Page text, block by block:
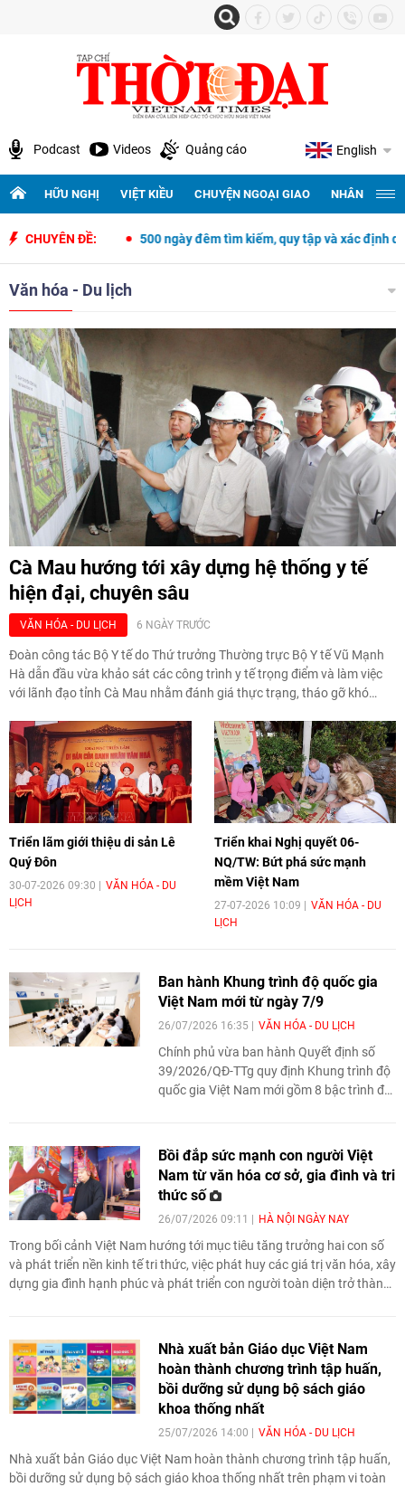
Podcast Videos Quảng cáo English
HỮU NGHỊ VIỆT KIỀU CHUYỆN NGOẠI GIAO NHÂN
CHUYÊN ĐỀ:500 ngày đêm tìm kiếm, quy tập và xác định danh tính hài
Văn hóa - Du lịch
Cà Mau hướng tới xây dựng hệ thống y tế
hiện đại, chuyên sâu
6 NGÀY TRƯỚC
VĂN HÓA - DU LỊCH
Đoàn công tác Bộ Y tế do Thứ trưởng Thường trực Bộ Y tế Vũ Mạnh
Hà dẫn đầu vừa khảo sát các công trình y tế trọng điểm và làm việc
với lãnh đạo tỉnh Cà Mau nhằm đánh giá thực trạng, tháo gỡ khó
hiện đại, đồng bộ, đáp ứng yêu cầu chăm sóc sức khỏe nhân dân
trong giai đoạn mới.
Triển lãm giới thiệu di sản Lê
Quý Đôn
30-07-2026 09:30
VĂN HÓA - DU
LỊCH
Triển khai Nghị quyết 06-
NQ/TW: Bứt phá sức mạnh
mềm Việt Nam
27-07-2026 10:09
VĂN HÓA - DU
LỊCH
Ban hành Khung trình độ quốc gia
Việt Nam mới từ ngày 7/9
26/07/2026 16:35 VĂN HÓA - DU LỊCH
Chính phủ vừa ban hành Quyết định số
39/2026/QĐ-TTg quy định Khung trình độ
quốc gia Việt Nam mới gồm 8 bậc trình độ,
người học ở các cấp đào tạo. Quy định có
hiệu lực từ ngày 7/9/2026.
Bồi đắp sức mạnh con người Việt
Nam từ văn hóa cơ sở, gia đình và tri
thức số
26/07/2026 09:11 HÀ NỘI NGÀY NAY
Trong bối cảnh Việt Nam hướng tới mục tiêu tăng trưởng hai con số
và phát triển nền kinh tế tri thức, việc phát huy các giá trị văn hóa, xây
dựng gia đình hạnh phúc và phát triển con người toàn diện trở thành
Nhà xuất bản Giáo dục Việt Nam
hoàn thành chương trình tập huấn,
bồi dưỡng sử dụng bộ sách giáo
khoa thống nhất
25/07/2026 14:00 VĂN HÓA - DU LỊCH
Nhà xuất bản Giáo dục Việt Nam hoàn thành chương trình tập huấn,
bồi dưỡng sử dụng bộ sách giáo khoa thống nhất trên phạm vi toàn